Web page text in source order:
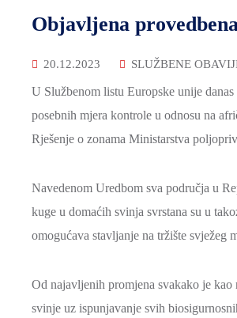
Objavljena
20.12.2023 SLUŽBENE
U Službenom listu Europske unije
posebnih mjera kontrole u odnosu na
Rješenje o zonama Ministarstva
Navedenom Uredbom sva područja u
kuge u domaćih svinja svrstana su u
omogućava stavljanje na tržište svježeg
Od najavljenih promjena svakako je
svinje uz ispunjavanje svih